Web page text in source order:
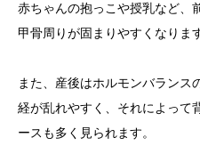
赤ちゃんの抱っこや授乳など、
甲骨周りが固まりやすくなりま
また、産後はホルモンバランス
経が乱れやすく、それによって
ースも多く見られます。